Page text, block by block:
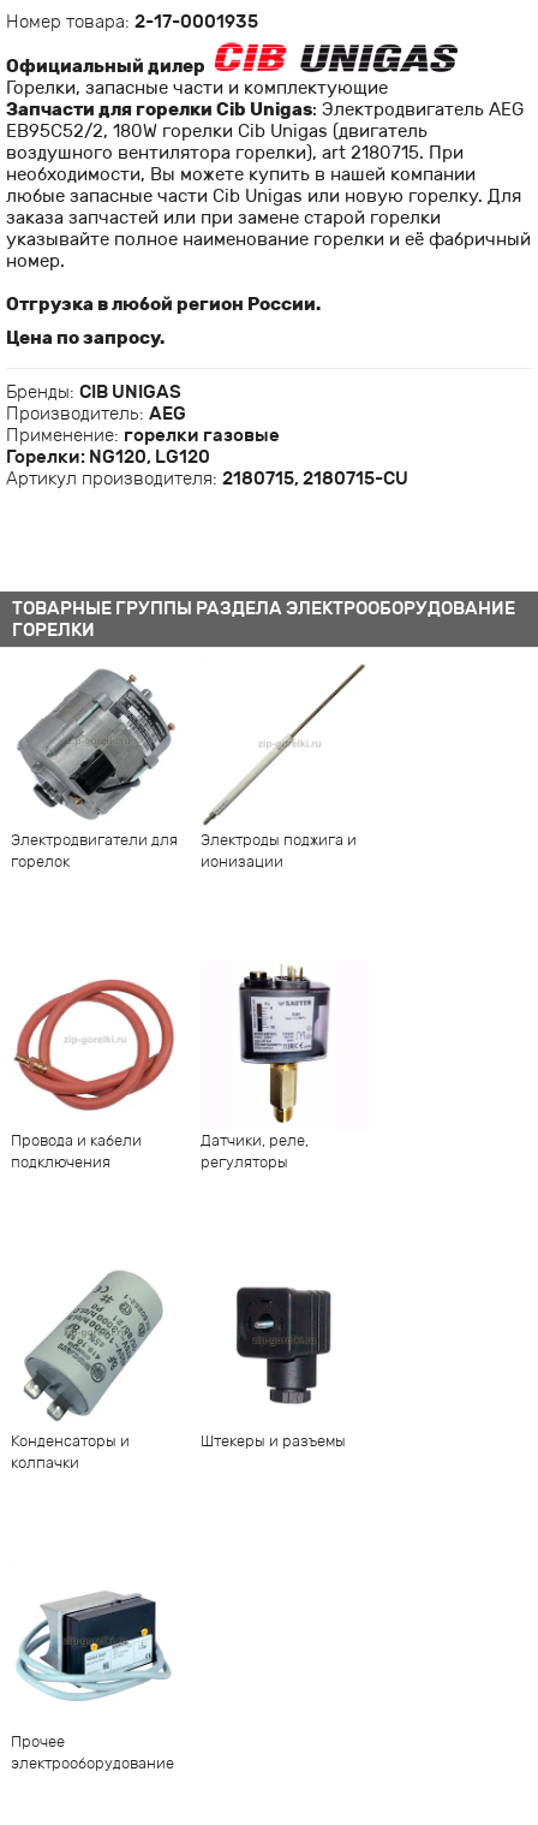
Номер товара: 2-17-0001935
Официальный дилер
Горелки, запасные части и комплектующие
Запчасти для горелки Cib Unigas: Электродвигатель AEG
EB95C52/2, 180W горелки Cib Unigas (двигатель
воздушного вентилятора горелки), art 2180715. При
необходимости, Вы можете купить в нашей компании
любые запасные части Cib Unigas или новую горелку. Для
заказа запчастей или при замене старой горелки
указывайте полное наименование горелки и её фабричный
номер.
Отгрузка в любой регион России.
Цена по запросу.
Бренды: CIB UNIGAS
Производитель: AEG
Применение: горелки газовые
Горелки: NG120, LG120
Артикул производителя: 2180715, 2180715-CU
ТОВАРНЫЕ ГРУППЫ РАЗДЕЛА ЭЛЕКТРООБОРУДОВАНИЕ
ГОРЕЛКИ
Электродвигатели для
горелок
Электроды поджига и
ионизации
Провода и кабели
подключения
Датчики, реле,
регуляторы
Конденсаторы и
колпачки
Штекеры и разъемы
Прочее
электрооборудование